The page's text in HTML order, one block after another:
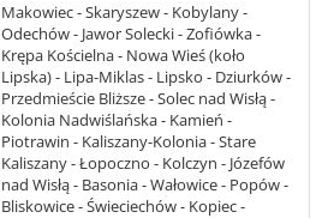
Makowiec - Skaryszew - Kobylany -
Odechów - Jawor Solecki - Zofiówka -
Krępa Kościelna - Nowa Wieś (koło
Lipska) - Lipa-Miklas - Lipsko - Dziurków -
Przedmieście Bliższe - Solec nad Wisłą -
Kolonia Nadwiślańska - Kamień -
Piotrawin - Kaliszany-Kolonia - Stare
Kaliszany - Łopoczno - Kolczyn - Józefów
nad Wisłą - Basonia - Wałowice - Popów -
Bliskowice - Świeciechów - Kopiec -